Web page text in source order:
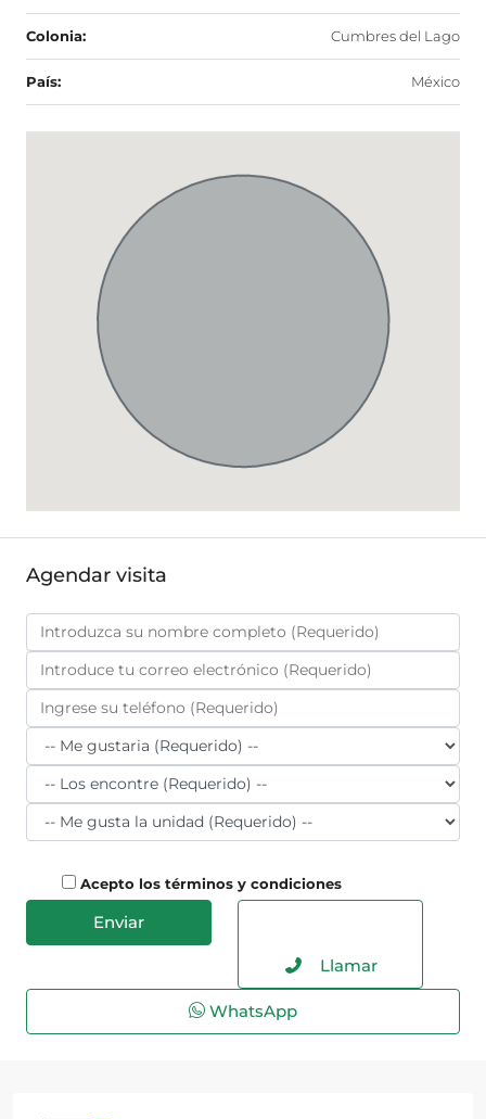
Colonia: Cumbres del Lago
País: México
Agendar visita
Acepto los términos y condiciones
Llamar
WhatsApp